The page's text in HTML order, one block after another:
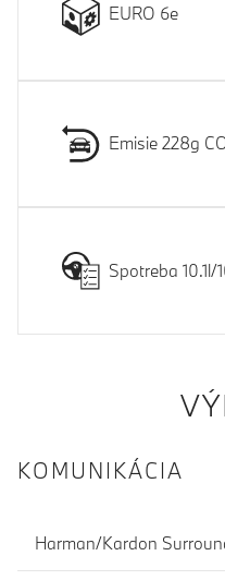
EURO 6e
Emisie 228g
Spotreba 10.1l/
KOMUNIKÁCIA
Harman/Kardon